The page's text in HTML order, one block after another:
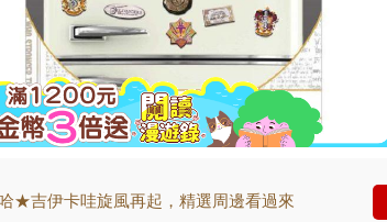
★吉伊卡哇旋風再起，精選周邊看過來